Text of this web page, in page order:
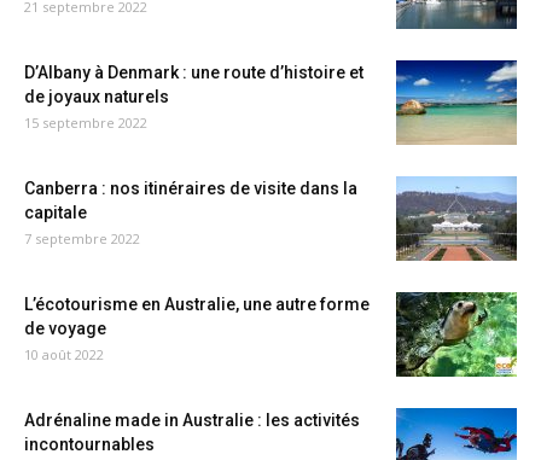
21 septembre 2022
D’Albany à Denmark : une route d’histoire et
de joyaux naturels
15 septembre 2022
Canberra : nos itinéraires de visite dans la
capitale
7 septembre 2022
L’écotourisme en Australie, une autre forme
de voyage
10 août 2022
Adrénaline made in Australie : les activités
incontournables